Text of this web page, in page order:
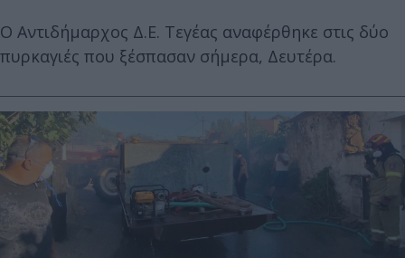
Ο Αντιδήμαρχος Δ.Ε. Τεγέας αναφέρθηκε στις δύο
πυρκαγιές που ξέσπασαν σήμερα, Δευτέρα.